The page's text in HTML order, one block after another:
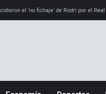
el 'no fichaje' de Rodri por el